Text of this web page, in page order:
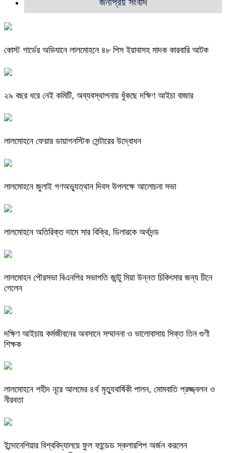
কোস্ট গার্ডের অভিযানে লালমোহনে ৪৮ পিস ইয়াবাসহ মাদক কারবারি আটক
২৯ বছর ধরে নেই কমিটি, অব্যবস্থাপনায় ধুঁকছে দক্ষিণ আইচা বাজার
লালমোহনে ফেয়ার ডায়াগনস্টিক সেন্টারের উদ্বোধন
লালমোহনে জুলাই গণঅভ্যুত্থান দিবস উপলক্ষে আলোচনা সভা
লালমোহনে অতিরিক্ত দামে সার বিক্রি, ডিলারকে অর্থদন্ড
লালমোহন পৌরসভা বিএনপির সভাপতি জান্টু মিয়া উন্নত চিকিৎসার জন্য চীনে
গেলেন
দক্ষিণ আইচায় কর্মজীবনের অবসানে সম্মাননা ও ভালোবাসায় সিক্ত তিন গুণী
শিক্ষক
লালমোহনে শহীদ নূরে আলমের ৪র্থ মৃত্যুবার্ষিকী পালন, মোমবাতি প্রজ্জ্বলন ও
নীরবতা
ইন্দোনেশিয়ার বিশ্ববিদ্যালয়ে ফুল ফান্ডেড স্কলারশিপ অর্জন করলেন